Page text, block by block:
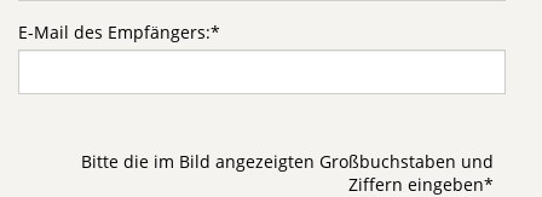
E-Mail des Empfängers:*
Bitte die im Bild angezeigten Großbuchstaben und
Ziffern eingeben*